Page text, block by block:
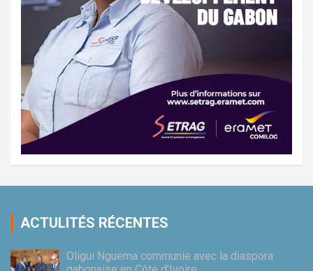
ACTULITÉS RÉCENTES
Oligui Nguema communie avec la diaspora